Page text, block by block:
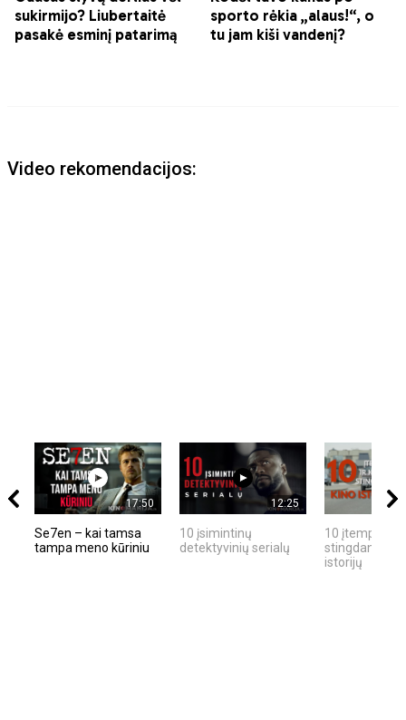
Video rekomendacijos:
17:50
Se7en – kai tamsa
tampa meno kūriniu
12:25
10 įsimintinų
detektyvinių serialų
10 įtemptų,
stingdančių
istorijų